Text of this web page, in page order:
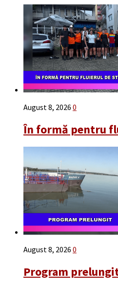
August 8, 2026 0
În formă pentru
August 8, 2026 0
Program